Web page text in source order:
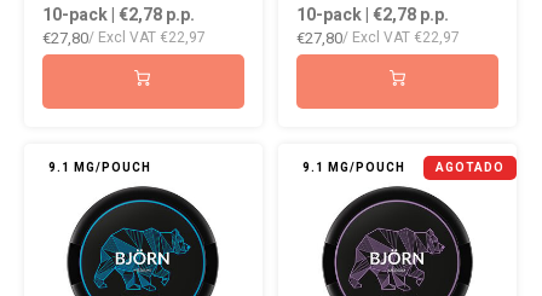
SWAG10-pack | €2,78p.p.
€27,80/ Excl VAT €22,97
10-pack | €2,78p.p.
€27,80/ Excl VAT €22,97
9.1 MG/POUCH 9.1 MG/POUCH AGOTADO